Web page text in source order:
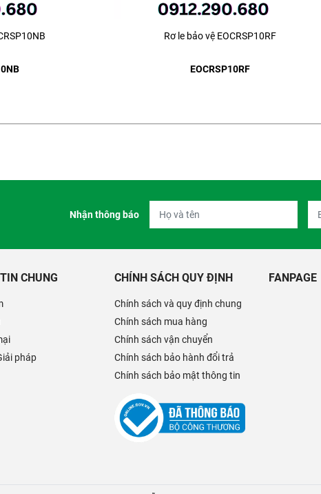
Rơ le bảo vệ EOCRSP10RF
EOCRSP10RF
Nhận thông báo
CHUNG
pháp
CHÍNH SÁCH QUY ĐỊNH
Chính sách và quy định chung
Chính sách mua hàng
Chính sách vận chuyển
Chính sách bảo hành đổi trả
Chính sách bảo mật thông tin
FANPAGE